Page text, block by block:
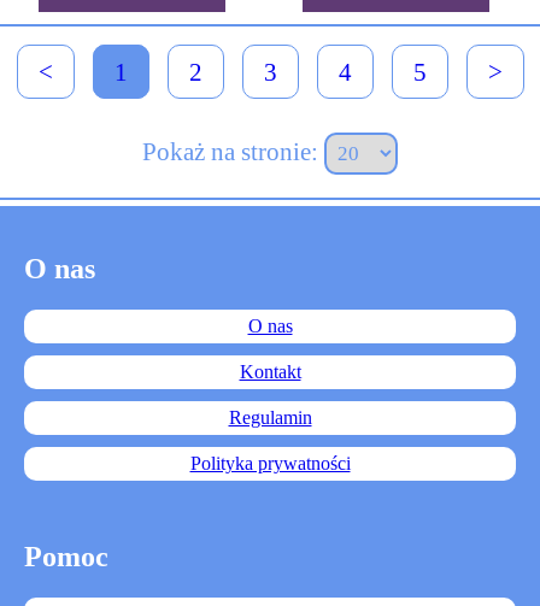
< 1 2 3 4 5 >
Pokaż na stronie:
O nas
O nas
Kontakt
Regulamin
Polityka prywatności
Pomoc